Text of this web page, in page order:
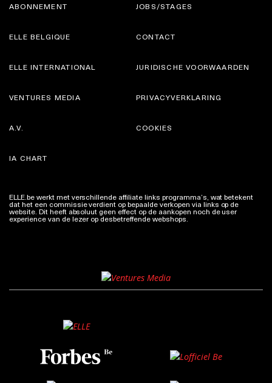
ABONNEMENT
ELLE BELGIQUE
JOBS/STAGES
CONTACT
ELLE INTERNATIONAL
VENTURES MEDIA
JURIDISCHE VOORWAARDEN
PRIVACYVERKLARING
A.V.
IA CHART
COOKIES
ELLE.be werkt met verschillende affiliate links programma’s, wat betekent
dat het een commissie verdient op bepaalde verkopen via links op de
website. Dit heeft absoluut geen effect op de aankopen noch de user
experience van de lezer op desbetreffende webshops.